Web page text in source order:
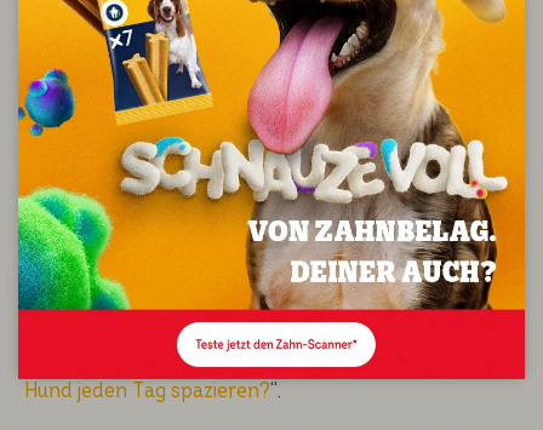
Begleiter zu machen.
Geisti­ge und körper­li­che
Auslas­tung eines Shih Tzus
Auch wenn der Shih Tzu klein und gemütlich wirkt,
braucht er sowohl körperliche als auch geistige
Beschäftigung, um glücklich und gesund zu bleiben.
Tägliche Spaziergänge, gemeinsames Spielen und
Denkspiele fördern nicht nur seine Fitness, sondern
auch seine mentale Ausgeglichenheit. Weitere Tipps
findest du in unserem Artikel zum Thema „
Hund jeden Tag spazieren?“.